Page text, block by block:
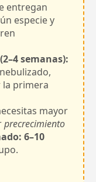
entregan
especie y
semanas):
primera
mayor
precrecimiento
6–10